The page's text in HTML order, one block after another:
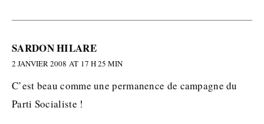
SARDON HILARE
2 JANVIER 2008 AT 17 H 25 MIN
C’est beau comme une permanence de campagne du
Parti Socialiste !